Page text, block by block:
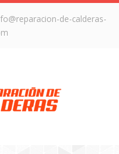
de-calderas-